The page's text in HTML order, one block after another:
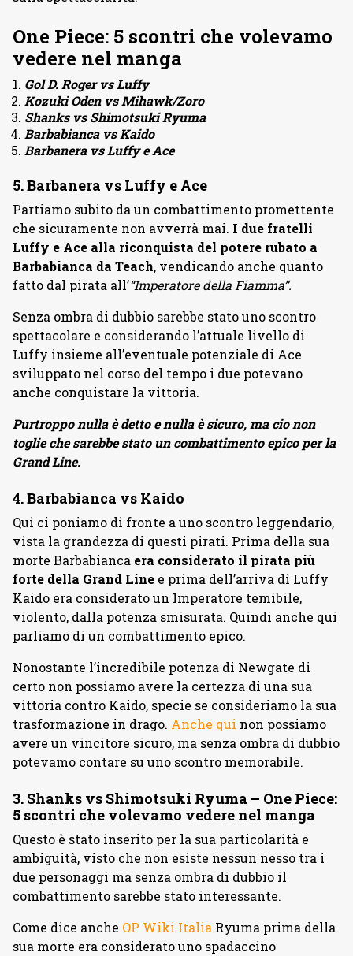
One Piece: 5 scontri che volevamo
vedere nel manga
Gol D. Roger vs Luffy
Kozuki Oden vs Mihawk/Zoro
Shanks vs Shimotsuki Ryuma
Barbabianca vs Kaido
Barbanera vs Luffy e Ace
5. Barbanera vs Luffy e Ace
Partiamo subito da un combattimento promettente
che sicuramente non avverrà mai. I due fratelli
Luffy e Ace alla riconquista del potere rubato a
Barbabianca da Teach, vendicando anche quanto
fatto dal pirata all’“Imperatore della Fiamma”.
Senza ombra di dubbio sarebbe stato uno scontro
spettacolare e considerando l’attuale livello di
Luffy insieme all’eventuale potenziale di Ace
sviluppato nel corso del tempo i due potevano
anche conquistare la vittoria.
Purtroppo nulla è detto e nulla è sicuro, ma cio non
toglie che sarebbe stato un combattimento epico per la
Grand Line.
4. Barbabianca vs Kaido
Qui ci poniamo di fronte a uno scontro leggendario,
vista la grandezza di questi pirati. Prima della sua
morte Barbabianca era considerato il pirata più
forte della Grand Line e prima dell’arriva di Luffy
Kaido era considerato un Imperatore temibile,
violento, dalla potenza smisurata. Quindi anche qui
parliamo di un combattimento epico.
Nonostante l’incredibile potenza di Newgate di
certo non possiamo avere la certezza di una sua
vittoria contro Kaido, specie se consideriamo la sua
trasformazione in drago. Anche qui non possiamo
avere un vincitore sicuro, ma senza ombra di dubbio
potevamo contare su uno scontro memorabile.
3. Shanks vs Shimotsuki Ryuma – One Piece:
5 scontri che volevamo vedere nel manga
Questo è stato inserito per la sua particolarità e
ambiguità, visto che non esiste nessun nesso tra i
due personaggi ma senza ombra di dubbio il
combattimento sarebbe stato interessante.
Come dice anche OP Wiki Italia Ryuma prima della
sua morte era considerato uno spadaccino